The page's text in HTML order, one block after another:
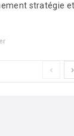
stratégie